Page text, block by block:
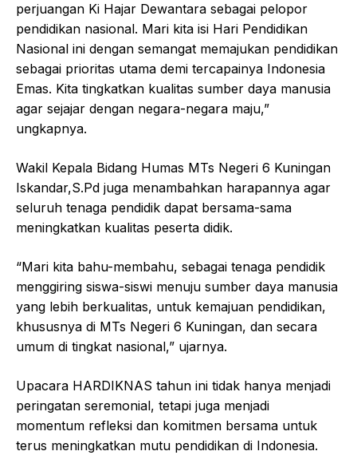
perjuangan Ki Hajar Dewantara sebagai pelopor
pendidikan nasional. Mari kita isi Hari Pendidikan
Nasional ini dengan semangat memajukan pendidikan
sebagai prioritas utama demi tercapainya Indonesia
Emas. Kita tingkatkan kualitas sumber daya manusia
agar sejajar dengan negara-negara maju,”
ungkapnya.
Wakil Kepala Bidang Humas MTs Negeri 6 Kuningan
Iskandar,S.Pd juga menambahkan harapannya agar
seluruh tenaga pendidik dapat bersama-sama
meningkatkan kualitas peserta didik.
“Mari kita bahu-membahu, sebagai tenaga pendidik
menggiring siswa-siswi menuju sumber daya manusia
yang lebih berkualitas, untuk kemajuan pendidikan,
khususnya di MTs Negeri 6 Kuningan, dan secara
umum di tingkat nasional,” ujarnya.
Upacara HARDIKNAS tahun ini tidak hanya menjadi
peringatan seremonial, tetapi juga menjadi
momentum refleksi dan komitmen bersama untuk
terus meningkatkan mutu pendidikan di Indonesia.